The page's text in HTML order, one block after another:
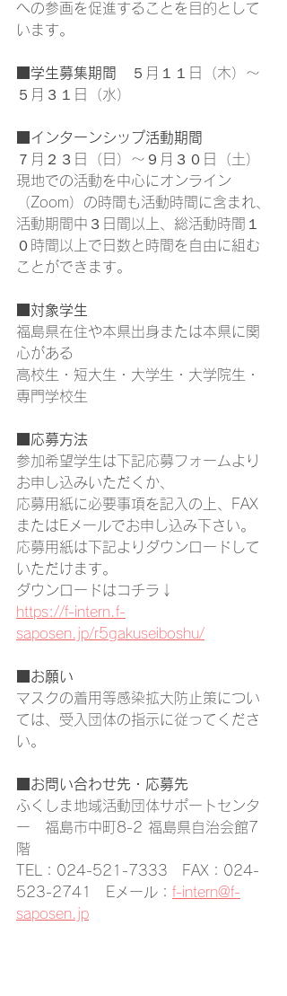
への参画を促進することを目的として
います。
学生募集期間
５月１１日（木）～
５月３１日（水）
インターンシップ活動期間
７月２３日（日）～９月３０日（土）
現地での活動を中心にオンライン
（Zoom）の時間も活動時間に含まれ、
活動期間中３日間以上、総活動時間１
０時間以上で日数と時間を自由に組む
ことができます。
対象学生
福島県在住や本県出身または本県に関
心がある
高校生・短大生・大学生・大学院生・
専門学校生
応募方法
参加希望学生は下記応募フォームより
お申し込みいただくか、
応募用紙に必要事項を記入の上、FAX
またはEメールでお申し込み下さい。
応募用紙は下記よりダウンロードして
いただけます。
ダウンロードはコチラ↓
https://f-intern.f-
saposen.jp/r5gakuseiboshu/
お願い
マスクの着用等感染拡大防止策につい
ては、受入団体の指示に従ってくださ
い。
お問い合わせ先・応募先
ふくしま地域活動団体サポートセンタ
ー　福島市中町8-2 福島県自治会館7
階
TEL：024-521-7333　FAX：024-
523-2741　Eメール： f-intern@f-
saposen.jp